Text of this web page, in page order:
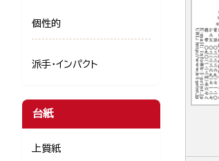
個性的
派手・インパクト
台紙
上質紙